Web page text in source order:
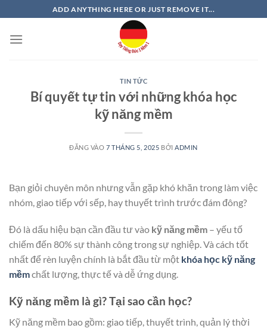
qua
nội
ADD ANYTHING HERE OR JUST REMOVE IT...
TIN TỨC
Bí quyết tự tin với những khóa học
kỹ năng mềm
ĐĂNG VÀO 7 THÁNG 5, 2025 BỞI ADMIN
Bạn giỏi chuyên môn nhưng vẫn gặp khó khăn trong làm việc
nhóm, giao tiếp với sếp, hay thuyết trình trước đám đông?
Đó là dấu hiệu bạn cần đầu tư vào kỹ năng mềm – yếu tố
chiếm đến 80% sự thành công trong sự nghiệp. Và cách tốt
nhất để rèn luyện chính là bắt đầu từ một khóa học kỹ năng
mềmchất lượng, thực tế và dễ ứng dụng.
Kỹ năng mềm là gì? Tại sao cần học?
Kỹ năng mềm bao gồm: giao tiếp, thuyết trình, quản lý thời